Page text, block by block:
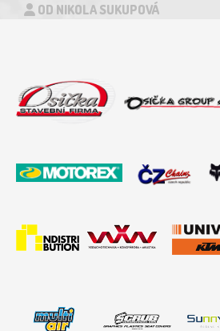
OD NIKOLA SUKUPOVÁ